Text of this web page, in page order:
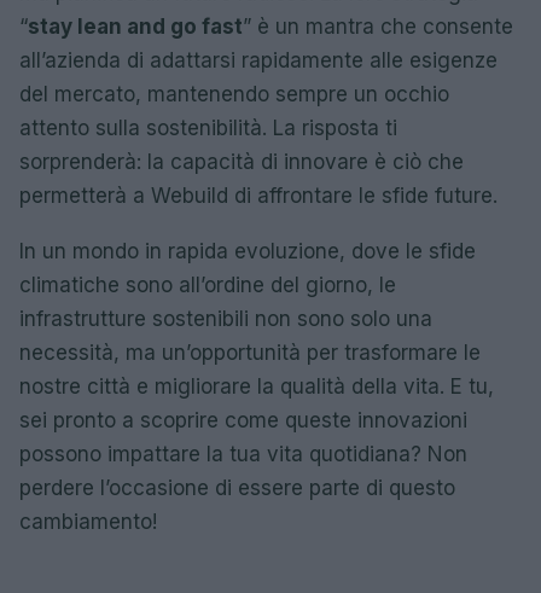
“stay lean and go fast” è un mantra che consente
all’azienda di adattarsi rapidamente alle esigenze
del mercato, mantenendo sempre un occhio
attento sulla sostenibilità. La risposta ti
sorprenderà: la capacità di innovare è ciò che
permetterà a Webuild di affrontare le sfide future.
In un mondo in rapida evoluzione, dove le sfide
climatiche sono all’ordine del giorno, le
infrastrutture sostenibili non sono solo una
necessità, ma un’opportunità per trasformare le
nostre città e migliorare la qualità della vita. E tu,
sei pronto a scoprire come queste innovazioni
possono impattare la tua vita quotidiana? Non
perdere l’occasione di essere parte di questo
cambiamento!